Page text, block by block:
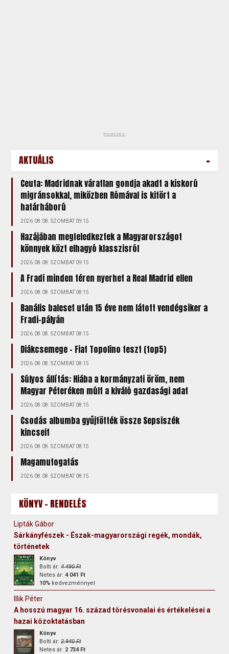
hirdetés
AKTUÁLIS -
Ceuta: Madridnak váratlan gondja akadt a kiskorú
migránsokkal, miközben Rómával is kitört a
határháború
2026.08.08. SZOMBAT 09:15
Hazájában megfeledkeztek a Magyarországot
könnyek közt elhagyó klasszisról
2026.08.08. SZOMBAT 09:15
A Fradi minden téren nyerhet a Real Madrid ellen
2026.08.08. SZOMBAT 08:15
Banális baleset után 15 éve nem látott vendégsiker a
Fradi-pályán
2026.08.08. SZOMBAT 08:15
Diákcsemege – Fiat Topolino teszt (top5)
2026.08.08. SZOMBAT 08:15
Súlyos állítás: Hiába a kormányzati öröm, nem
Magyar Péteréken múlt a kiváló gazdasági adat
2026.08.08. SZOMBAT 08:15
Csodás albumba gyűjtötték össze Sepsiszék
kincseit
2026.08.08. SZOMBAT 08:15
Magamutogatás
2026.08.08. SZOMBAT 08:15
KÖNYV - RENDELÉS
Lipták Gábor
Sárkányfészek - Észak-magyarországi regék, mondák,
történetek
Könyv
Bolti ár:4 490 Ft
Netes ár:4 041 Ft
10% kedvezménnyel
Illik Péter
A hosszú magyar 16. század törésvonalai és értékelései a
hazai közoktatásban
Könyv
Bolti ár:2 940 Ft
Netes ár: 2 734 Ft